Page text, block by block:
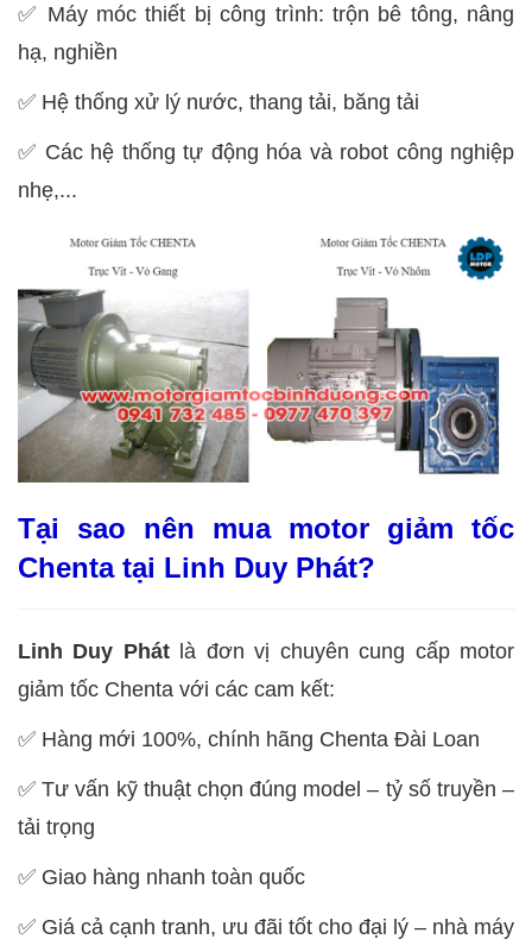
✅ Máy móc thiết bị công trình: trộn bê tông, nâng
hạ, nghiền
✅ Hệ thống xử lý nước, thang tải, băng tải
✅ Các hệ thống tự động hóa và robot công nghiệp
nhẹ,...
Tại sao nên mua motor giảm tốc
Chenta tại Linh Duy Phát?
Linh Duy Phátlà đơn vị chuyên cung cấp motor
giảm tốc Chenta với các cam kết:
✅ Hàng mới 100%, chính hãng Chenta Đài Loan
✅ Tư vấn kỹ thuật chọn đúng model – tỷ số truyền –
tải trọng
✅ Giao hàng nhanh toàn quốc
✅ Giá cả cạnh tranh, ưu đãi tốt cho đại lý – nhà máy